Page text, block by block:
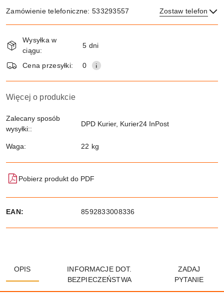
Zamówienie telefoniczne: 533293557 Zostaw telefon
i
dostawa
Wysyłka w
ciągu:
5 dni
Cena przesyłki: 0
Więcej o produkcie
Zalecany sposób
wysyłki::
DPD Kurier, Kurier24 InPost
Waga: 22 kg
Pobierz produkt do PDF
EAN: 8592833008336
OPIS
INFORMACJE DOT.
BEZPIECZEŃSTWA
ZADAJ
PYTANIE